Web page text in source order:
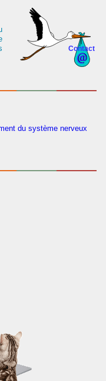
Contact
du système nerveux